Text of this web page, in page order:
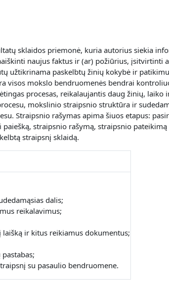
sklaidos priemonė, kuria autorius siekia
naujus faktus ir (ar) požiūrius, įsitvirtinti
užtikrinama paskelbtų žinių kokybė ir
visos mokslo bendruomenės bendrai
procesas, reikalaujantis daug žinių, laiko
mokslinio straipsnio struktūra ir
Straipsnio rašymas apima šiuos etapus:
straipsnio rašymą, straipsnio pateikimą
straipsnį sklaidą.
dalis;
reikalavimus;
ir kitus reikiamus dokumentus;
su pasaulio bendruomene.